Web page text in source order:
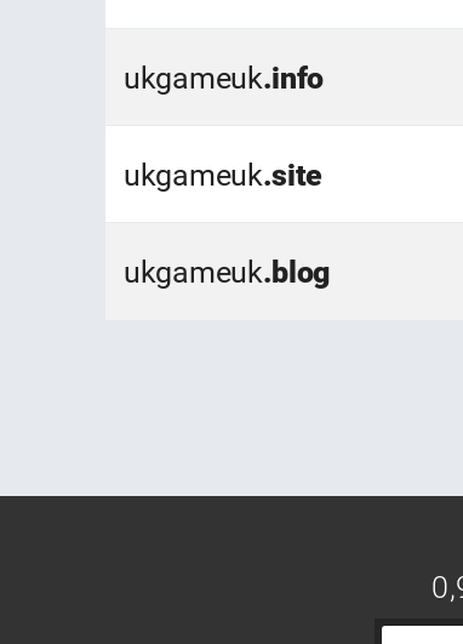
ukgameuk.info
ukgameuk.site
ukgameuk.blog